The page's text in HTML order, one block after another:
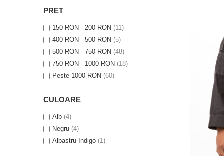
PRET
150 RON - 200 RON (11)
400 RON - 500 RON (5)
500 RON - 750 RON (48)
750 RON - 1000 RON (18)
Peste 1000 RON (60)
CULOARE
Alb (4)
Negru (4)
Albastru Indigo (1)